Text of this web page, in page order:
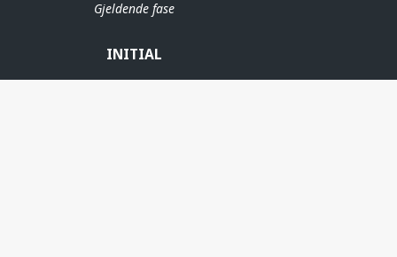
Gjeldende fase
INITIAL